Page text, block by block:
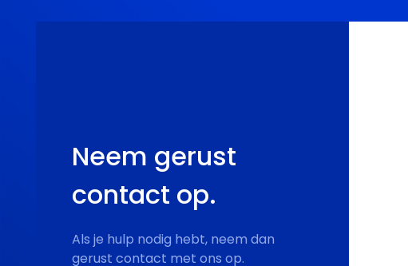
Neem gerust
contact op.
Als je hulp nodig hebt, neem dan
gerust contact met ons op.